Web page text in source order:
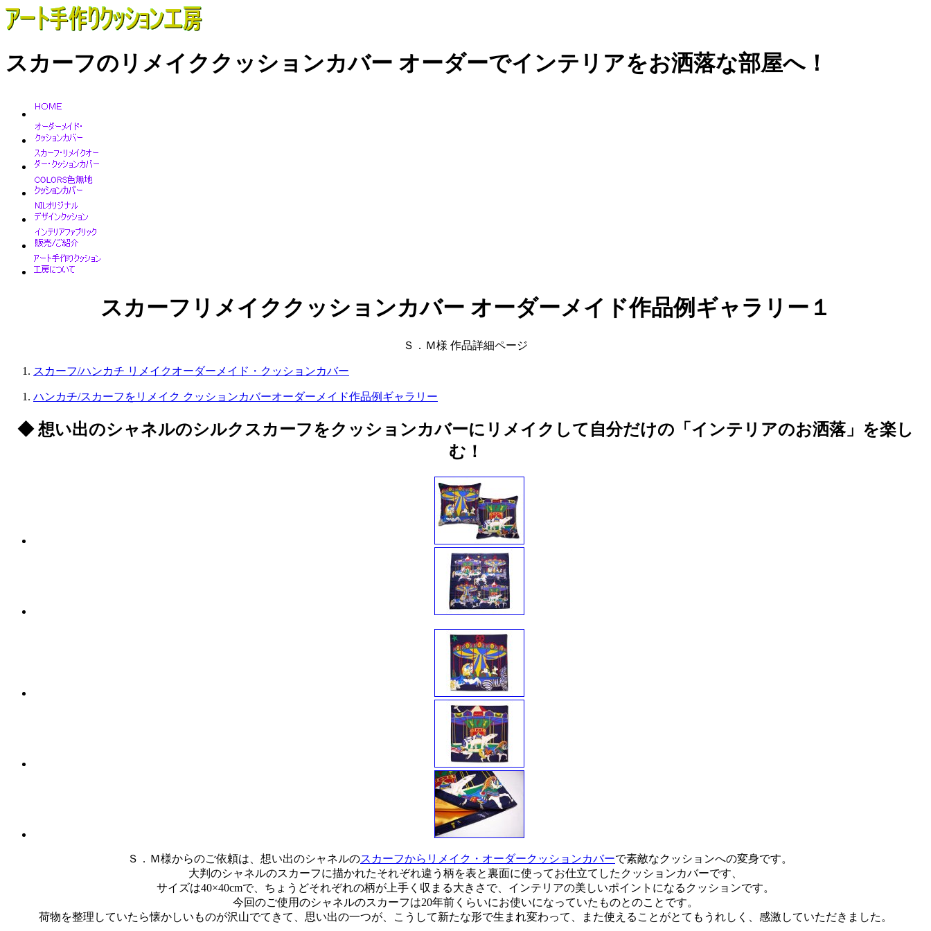
スカーフのリメイククッションカバー オーダーでインテリアをお洒落な部屋へ！
スカーフリメイククッションカバー オーダーメイド作品例ギャラリー１
Ｓ．Ｍ様 作品詳細ページ
スカーフ/ハンカチ リメイクオーダーメイド・クッションカバー
ハンカチ/スカーフをリメイク クッションカバーオーダーメイド作品例ギャラリー
◆ 想い出のシャネルのシルクスカーフをクッションカバーにリメイクして自分だけの「インテリアのお洒落」を楽し
む！
Ｓ．Ｍ様からのご依頼は、想い出のシャネルのスカーフからリメイク・オーダークッションカバーで素敵なクッションへの変身です。
大判のシャネルのスカーフに描かれたそれぞれ違う柄を表と裏面に使ってお仕立てしたクッションカバーです、
サイズは40×40cmで、ちょうどそれぞれの柄が上手く収まる大きさで、インテリアの美しいポイントになるクッションです。
今回のご使用のシャネルのスカーフは20年前くらいにお使いになっていたものとのことです。
荷物を整理していたら懐かしいものが沢山でてきて、思い出の一つが、こうして新たな形で生まれ変わって、また使えることがとてもうれしく、感激していただきました。